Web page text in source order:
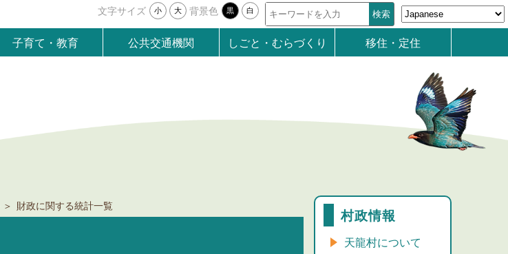
文字サイズ 小 大 背景色 黒 白
子育て・教育 公共交通機関 しごと・むらづくり 移住・定住
財政に関する統計一覧
村政情報
天龍村について